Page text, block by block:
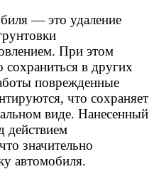
— это удаление
При этом
сохраниться в других
поврежденные
что сохраняет
виде. Нанесенный
действием
значительно
автомобиля.